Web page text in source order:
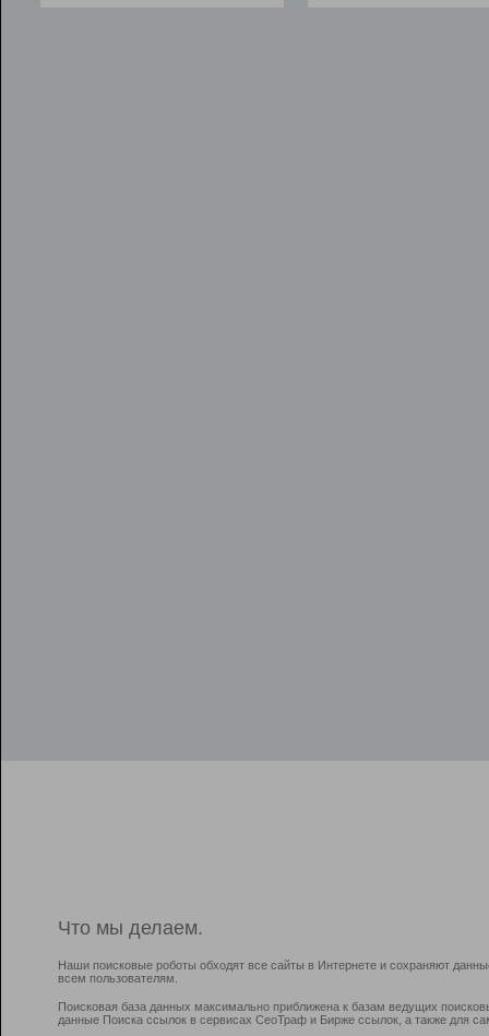
Что мы делаем.
Наши поисковые роботы обходят все сайты в Интернете и сохраняют
всем пользователям.
Поисковая база данных максимально приближена к базам ведущих
данные Поиска ссылок в сервисах СеоТраф и Бирже ссылок, а также для